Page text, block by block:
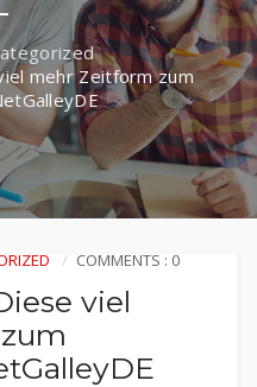
mehr Zeitform zum
COMMENTS : 0
viel